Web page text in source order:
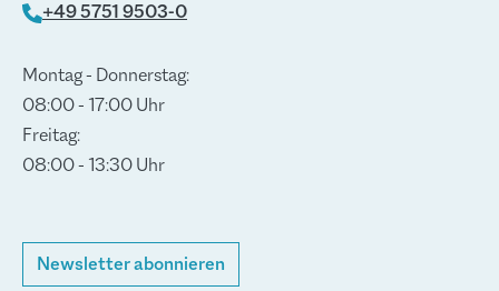
+49 5751 9503-0
Montag - Donnerstag:
08:00 - 17:00 Uhr
Freitag:
08:00 - 13:30 Uhr
Newsletter abonnieren